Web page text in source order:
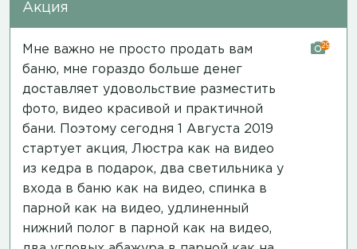
Акция
Мне важно не просто продать вам
баню, мне гораздо больше денег
доставляет удовольствие разместить
фото, видео красивой и практичной
бани. Поэтому сегодня 1 Августа 2019
стартует акция, Люстра как на видео
из кедра в подарок, два светильника у
входа в баню как на видео, спинка в
парной как на видео, удлиненный
нижний полог в парной как на видео,
29